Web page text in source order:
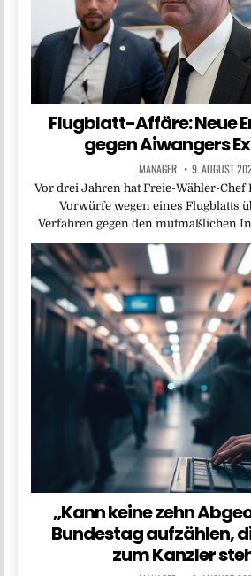
Flugblatt-Affäre: Neue
gegen Aiwangers
MANAGER 9. AUGUST
Vor drei Jahren hat Freie-Wähler-Chef
Vorwürfe wegen eines Flugblatts
Verfahren gegen den mutmaßlichen
„Kann keine zehn
Bundestag aufzählen,
zum Kanzler